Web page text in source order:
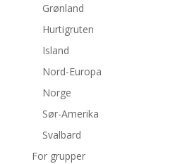
Grønland
Hurtigruten
Island
Nord-Europa
Norge
Sør-Amerika
Svalbard
For grupper